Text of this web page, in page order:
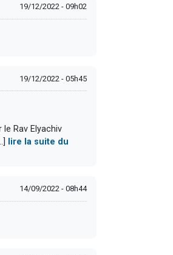
19/12/2022 - 09h02
19/12/2022 - 05h45
Rav Elyachiv
lire la suite du
14/09/2022 - 08h44